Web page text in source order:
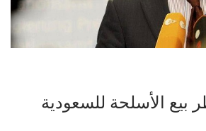
بيع الأسلحة للسعودية